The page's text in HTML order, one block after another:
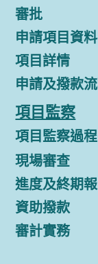
審批
申請項目資
項目詳情
申請及撥款
項目監察
項目監察過程
現場審查
進度及終期
資助撥款
審計實務